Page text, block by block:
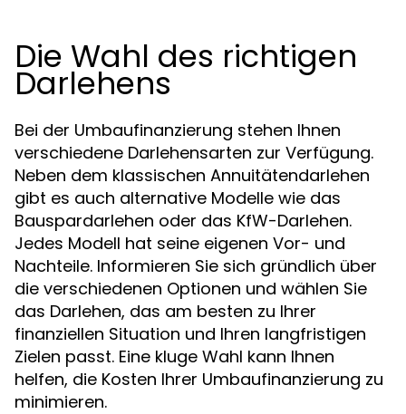
Die Wahl des richtigen
Darlehens
Bei der Umbaufinanzierung stehen Ihnen
verschiedene Darlehensarten zur Verfügung.
Neben dem klassischen Annuitätendarlehen
gibt es auch alternative Modelle wie das
Bauspardarlehen oder das KfW-Darlehen.
Jedes Modell hat seine eigenen Vor- und
Nachteile. Informieren Sie sich gründlich über
die verschiedenen Optionen und wählen Sie
das Darlehen, das am besten zu Ihrer
finanziellen Situation und Ihren langfristigen
Zielen passt. Eine kluge Wahl kann Ihnen
helfen, die Kosten Ihrer Umbaufinanzierung zu
minimieren.